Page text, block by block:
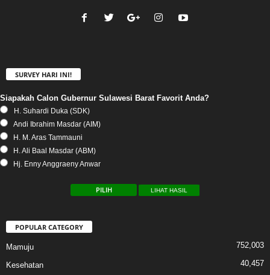
SURVEY HARI INI!
Siapakah Calon Gubernur Sulawesi Barat Favorit Anda?
H. Suhardi Duka (SDK)
Andi Ibrahim Masdar (AIM)
H. M. Aras Tammauni
H. Ali Baal Masdar (ABM)
Hj. Enny Anggraeny Anwar
LIHAT HASIL
POPULAR CATEGORY
Mamuju 752,003
Kesehatan 40,457